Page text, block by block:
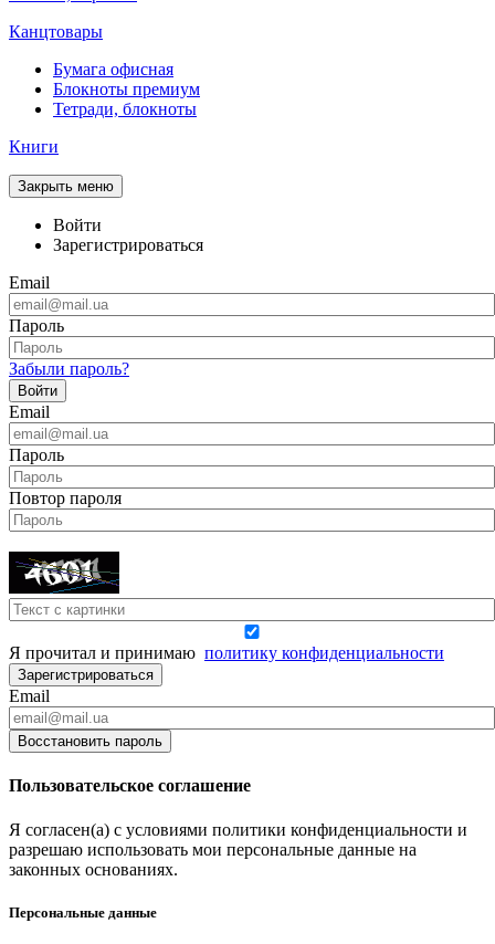
Канцтовары
Бумага офисная
Блокноты премиум
Тетради, блокноты
Книги
Закрыть меню
Войти
Зарегистрироваться
Email
Пароль
Забыли пароль?
Войти
Email
Пароль
Повтор пароля
Я прочитал и принимаю политику конфиденциальности
Зарегистрироваться
Email
Восстановить пароль
Пользовательское соглашение
Я согласен(а) с условиями политики конфиденциальности и
разрешаю использовать мои персональные данные на
законных основаниях.
Персональные данные